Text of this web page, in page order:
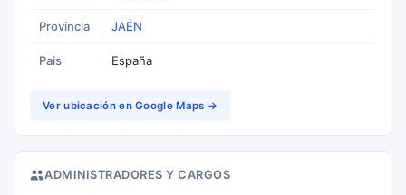
Provincia JAÉN
Pais España
Ver ubicación en Google Maps →
ADMINISTRADORES Y CARGOS